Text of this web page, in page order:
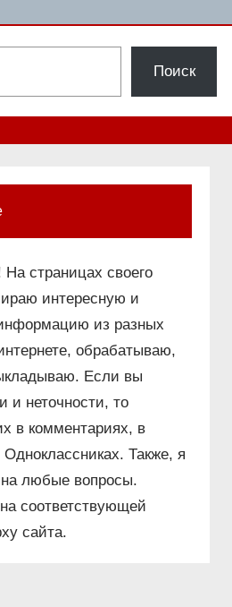
Поиск
На страницах своего
интересную и
из разных
обрабатываю,
Если вы
и неточности, то
в комментариях, в
Также, я
на любые вопросы.
соответствующей
сайта.